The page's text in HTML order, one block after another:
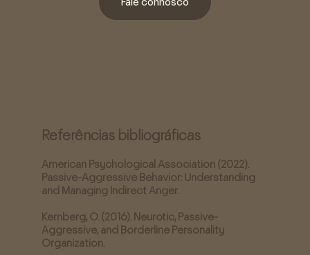
Fale connosco
Referências bibliográficas
American Psychological Association (2022).
Passive-Aggressive Behavior: Understanding
and Managing Indirect Anger.
Kernberg, O. (2016). Neurotic, Passive-
Aggressive, and Borderline Personality
Organization.